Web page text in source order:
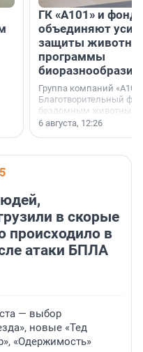
ГК «А101» и фонд
объединяют
защиты
программы
биоразнообразия
Группа компаний
Благотворительный
бездомным животным
заключили соглашение
6 августа, 12:26
в скорые
происходило в
атаки БПЛА
— выбор
новые «Тед
«Одержимость»